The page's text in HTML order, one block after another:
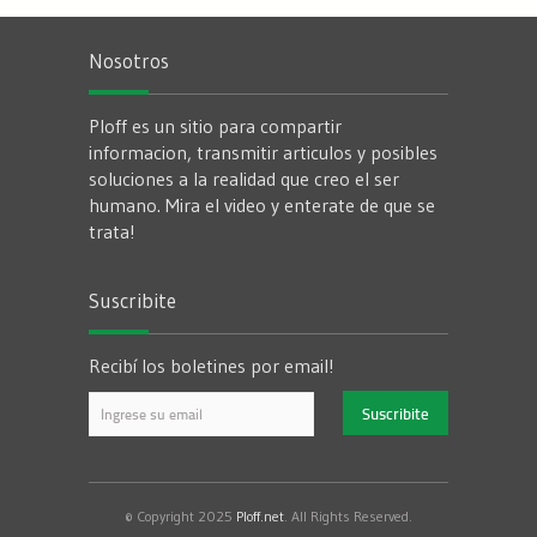
Nosotros
Ploff es un sitio para compartir
informacion, transmitir articulos y posibles
soluciones a la realidad que creo el ser
humano. Mira el video y enterate de que se
trata!
Suscribite
Recibí los boletines por email!
© Copyright 2025 Ploff.net. All Rights Reserved.